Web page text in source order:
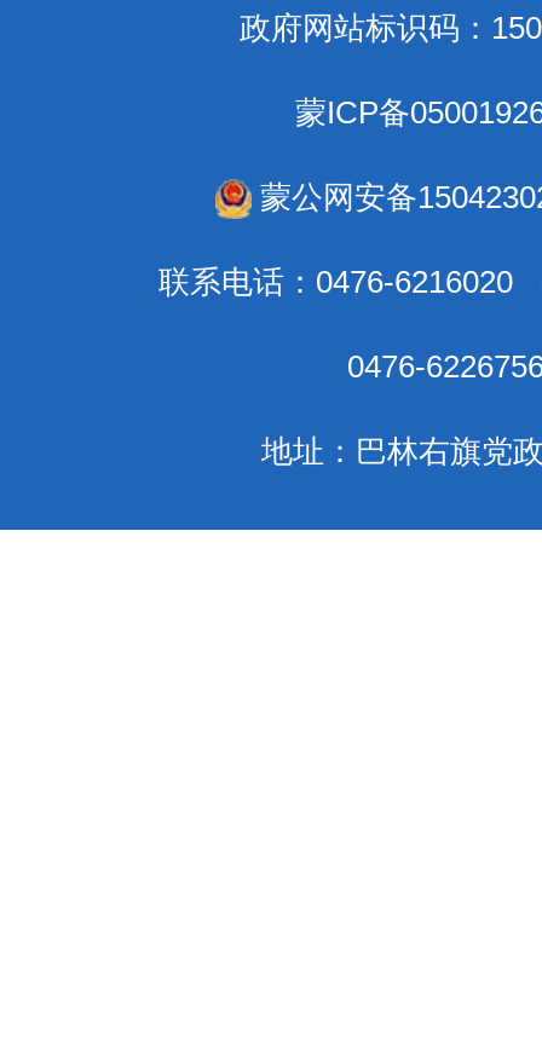
政府网站标识码：
蒙ICP备
蒙公网安备
联系电话：0476-6216020
0476-
地址：巴林右旗党